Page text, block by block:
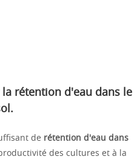
rétention d'eau dans le
de rétention d'eau dans
des cultures et à la